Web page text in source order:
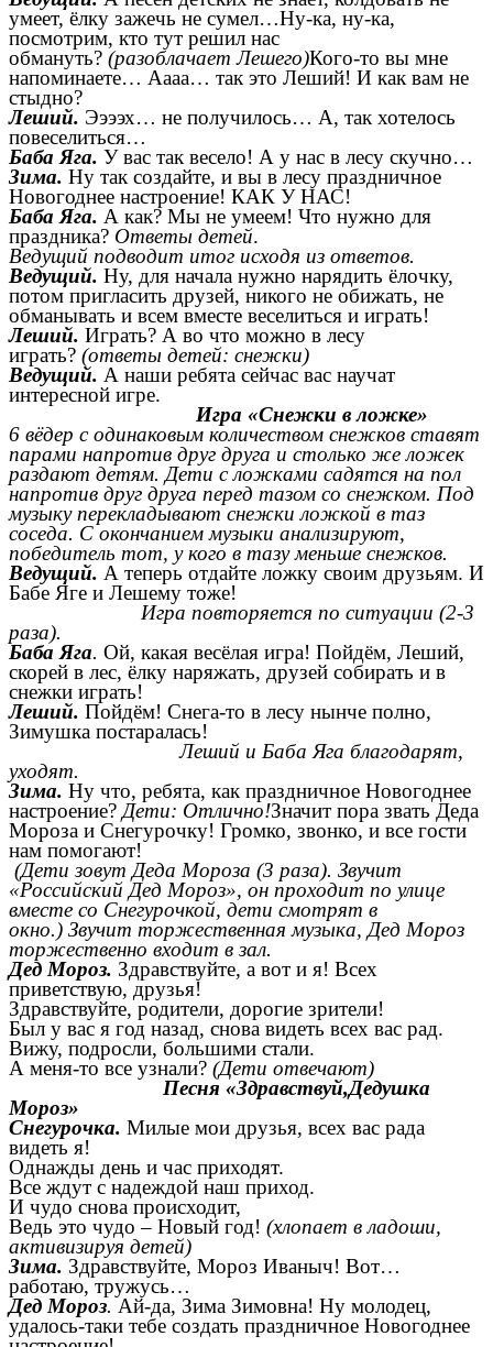
умеет, ёлку зажечь не сумел…Ну-ка, ну-ка,
посмотрим, кто тут решил нас
обмануть? (разоблачает Лешего)Кого-то вы мне
напоминаете… Аааа… так это Леший! И как вам не
стыдно?
Леший. Ээээх… не получилось… А, так хотелось
повеселиться…
Баба Яга. У вас так весело! А у нас в лесу скучно…
Зима. Ну так создайте, и вы в лесу праздничное
Новогоднее настроение! КАК У НАС!
Баба Яга. А как? Мы не умеем! Что нужно для
праздника? Ответы детей.
Ведущий подводит итог исходя из ответов.
Ведущий. Ну, для начала нужно нарядить ёлочку,
потом пригласить друзей, никого не обижать, не
обманывать и всем вместе веселиться и играть!
Леший. Играть? А во что можно в лесу
играть? (ответы детей: снежки)
Ведущий. А наши ребята сейчас вас научат
интересной игре.
Игра «Снежки в ложке»
6 вёдер с одинаковым количеством снежков ставят
парами напротив друг друга и столько же ложек
раздают детям. Дети с ложками садятся на пол
напротив друг друга перед тазом со снежком. Под
музыку перекладывают снежки ложкой в таз
соседа. С окончанием музыки анализируют,
победитель тот, у кого в тазу меньше снежков.
Ведущий. А теперь отдайте ложку своим друзьям. И
Бабе Яге и Лешему тоже!
Игра повторяется по ситуации (2-3
раза).
Баба Яга. Ой, какая весёлая игра! Пойдём, Леший,
скорей в лес, ёлку наряжать, друзей собирать и в
снежки играть!
Леший. Пойдём! Снега-то в лесу нынче полно,
Зимушка постаралась!
Леший и Баба Яга благодарят,
уходят.
Зима. Ну что, ребята, как праздничное Новогоднее
настроение? Дети: Отлично!Значит пора звать Деда
Мороза и Снегурочку! Громко, звонко, и все гости
нам помогают!
(Дети зовут Деда Мороза (3 раза). Звучит
«Российский Дед Мороз», он проходит по улице
вместе со Снегурочкой, дети смотрят в
окно.) Звучит торжественная музыка, Дед Мороз
торжественно входит в зал.
Дед Мороз. Здравствуйте, а вот и я! Всех
приветствую, друзья!
Здравствуйте, родители, дорогие зрители!
Был у вас я год назад, снова видеть всех вас рад.
Вижу, подросли, большими стали.
А меня-то все узнали? (Дети отвечают)
Песня «Здравствуй,Дедушка
Мороз»
Снегурочка. Милые мои друзья, всех вас рада
видеть я!
Однажды день и час приходят.
Все ждут с надеждой наш приход.
И чудо снова происходит,
Ведь это чудо – Новый год! (хлопает в ладоши,
активизируя детей)
Зима. Здравствуйте, Мороз Иваныч! Вот…
работаю, тружусь…
Дед Мороз. Ай-да, Зима Зимовна! Ну молодец,
удалось-таки тебе создать праздничное Новогоднее